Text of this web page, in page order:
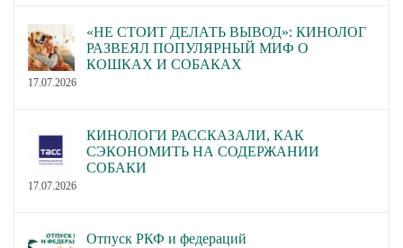
«НЕ СТОИТ ДЕЛАТЬ ВЫВОД»: КИНОЛОГ
РАЗВЕЯЛ ПОПУЛЯРНЫЙ МИФ О
КОШКАХ И СОБАКАХ
17.07.2026
КИНОЛОГИ РАССКАЗАЛИ, КАК
СЭКОНОМИТЬ НА СОДЕРЖАНИИ
СОБАКИ
17.07.2026
Отпуск РКФ и федераций